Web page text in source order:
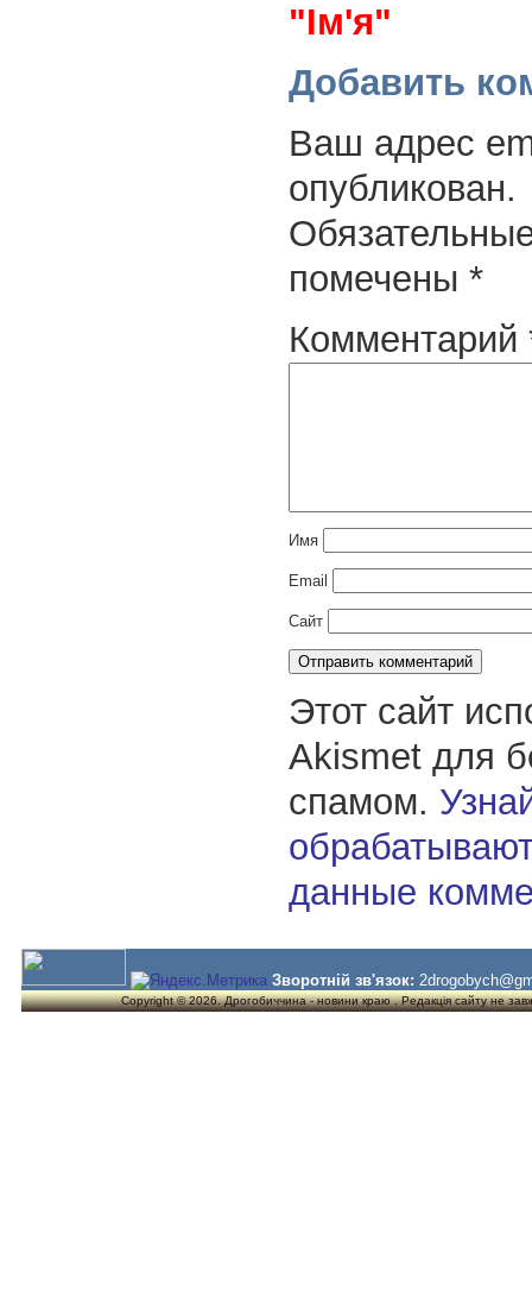
"Ім'я"
Добавить
Ваш адрес
опубликован.
помечены *
Комментарий
Имя
Email
Сайт
Этот сайт
Akismet для
спамом.
данные
Зворотній зв'язок:
Copyright © 2026. Дрогобиччина - новини краю . Редакція сайту не